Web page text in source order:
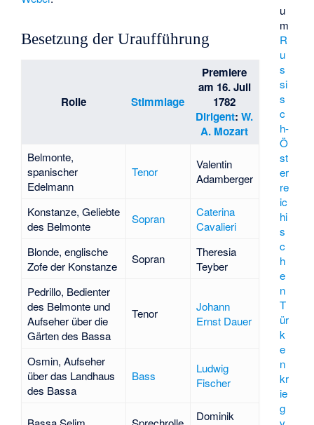
u
m
R
u
s
si
s
c
h-
Ö
st
er
re
ic
hi
s
c
h
e
n
T
ür
k
e
n
kr
ie
g
Besetzung der Uraufführung
Rolle Stimmlage
Premiere
am 16. Juli
1782
Dirigent:W.
A. Mozart
Belmonte,
spanischer
Edelmann
Tenor
Valentin
Adamberger
Konstanze, Geliebte
des Belmonte
Sopran
Caterina
Cavalieri
Blonde, englische
Zofe der Konstanze
Sopran
Theresia
Teyber
Pedrillo, Bedienter
des Belmonte und
Aufseher über die
Gärten des Bassa
Tenor
Johann
Ernst Dauer
Osmin, Aufseher
über das Landhaus
des Bassa
Bass
Ludwig
Fischer
Dominik